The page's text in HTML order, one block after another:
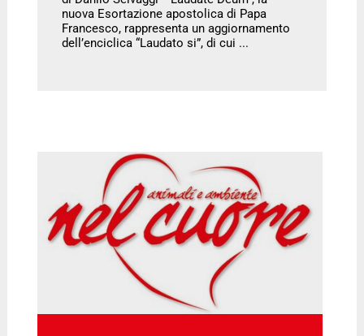
nuova Esortazione apostolica di Papa
Francesco, rappresenta un aggiornamento
dell’enciclica “Laudato si”, di cui ...